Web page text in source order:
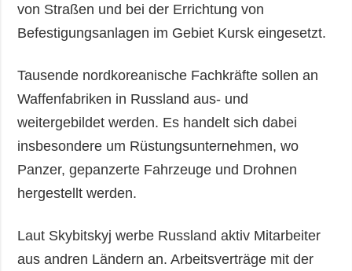
von Straßen und bei der Errichtung von
Befestigungsanlagen im Gebiet Kursk eingesetzt.
Tausende nordkoreanische Fachkräfte sollen an
Waffenfabriken in Russland aus- und
weitergebildet werden. Es handelt sich dabei
insbesondere um Rüstungsunternehmen, wo
Panzer, gepanzerte Fahrzeuge und Drohnen
hergestellt werden.
Laut Skybitskyj werbe Russland aktiv Mitarbeiter
aus andren Ländern an. Arbeitsverträge mit der